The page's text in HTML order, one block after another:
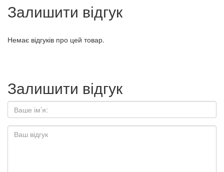
Залишити відгук
Немає відгуків про цей товар.
Залишити відгук